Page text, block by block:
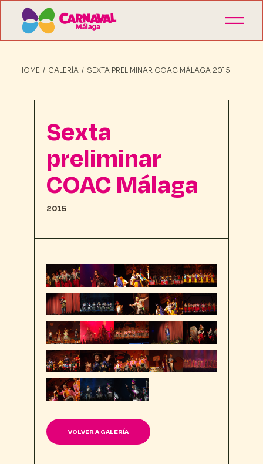
HOME GALERÍA SEXTA PRELIMINAR COAC MÁLAGA 2015
Sexta
preliminar
COAC Málaga
2015
VOLVER A GALERÍA